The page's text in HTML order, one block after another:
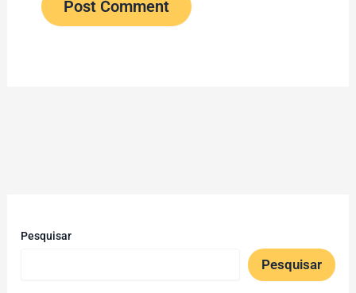
Pesquisar
Pesquisar